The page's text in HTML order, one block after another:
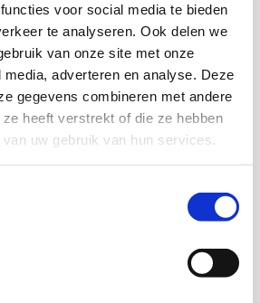
voor social media te bieden
te analyseren. Ook delen we
van onze site met onze
adverteren en analyse. Deze
gegevens combineren met andere
heeft verstrekt of die ze hebben
uw gebruik van hun services.